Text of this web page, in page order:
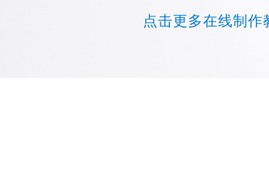
点击更多在线制作